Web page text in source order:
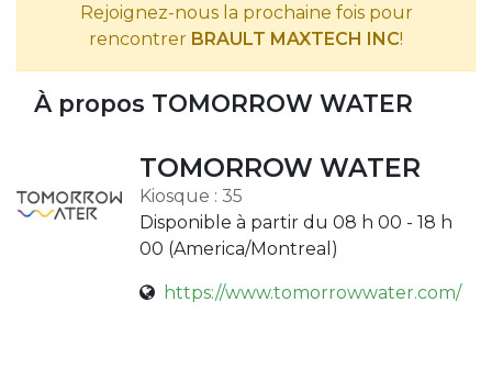
Rejoignez-nous la prochaine fois pour
rencontrer BRAULT MAXTECH INC!
À propos TOMORROW WATER
TOMORROW WATER
Kiosque : 35
Disponible à partir du 08 h 00 - 18 h
00 (America/Montreal )
https://www.tomorrowwater.com/